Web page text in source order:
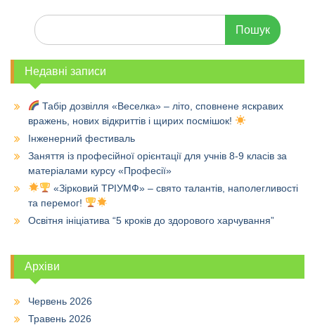
Шукати:
Недавні записи
Табір дозвілля «Веселка» – літо, сповнене яскравих
вражень, нових відкриттів і щирих посмішок!
Інженерний фестиваль
Заняття із професійної орієнтації для учнів 8-9 класів за
матеріалами курсу «Професії»
«Зірковий ТРІУМФ» – свято талантів, наполегливості
та перемог!
Освітня ініціатива “5 кроків до здорового харчування”
Архіви
Червень 2026
Травень 2026